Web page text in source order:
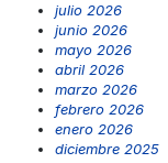
julio 2026
junio 2026
mayo 2026
abril 2026
marzo 2026
febrero 2026
enero 2026
diciembre 2025